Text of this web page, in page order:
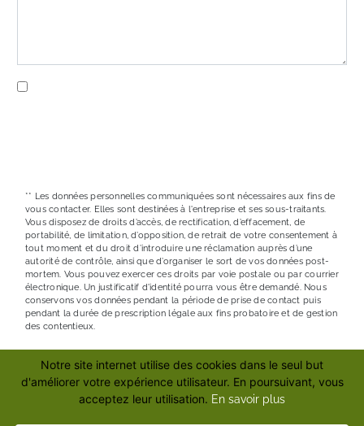
** Les données personnelles communiquées sont nécessaires aux fins de
vous contacter. Elles sont destinées à l'entreprise et ses sous-traitants.
Vous disposez de droits d’accès, de rectification, d’effacement, de
portabilité, de limitation, d’opposition, de retrait de votre consentement à
tout moment et du droit d’introduire une réclamation auprès d’une
autorité de contrôle, ainsi que d’organiser le sort de vos données post-
mortem. Vous pouvez exercer ces droits par voie postale ou par courrier
électronique. Un justificatif d'identité pourra vous être demandé. Nous
conservons vos données pendant la période de prise de contact puis
pendant la durée de prescription légale aux fins probatoire et de gestion
des contentieux.
RECHERCHES FRÉQUENTES
Notre site internet utilise des cookies dans le seul but
d'améliorer votre expérience utilisateur. En poursuivant, vous
acceptez leur utilisation. En savoir plus